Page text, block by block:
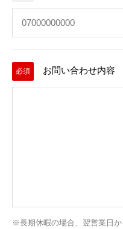
必須 お問い合わせ内容
※長期休暇の場合、翌営業日